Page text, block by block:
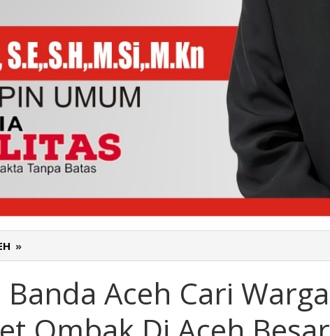
»
Basarnas
Aceh
Cari
Warga
Aceh Cari Warga